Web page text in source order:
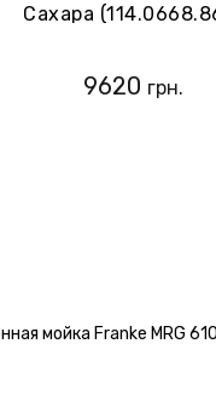
Сахара
9620 грн.